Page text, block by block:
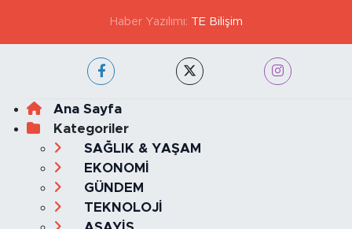
Haber Yazılımı: TE Bilişim
Ana Sayfa
Kategoriler
SAĞLIK & YAŞAM
EKONOMİ
GÜNDEM
TEKNOLOJİ